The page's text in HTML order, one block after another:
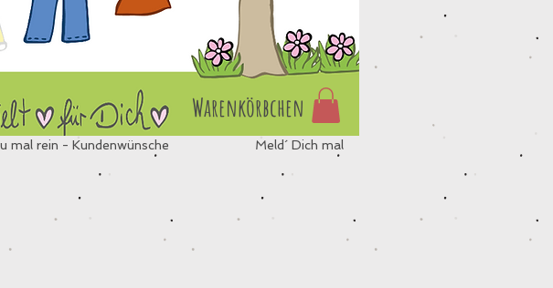
Warenkörbchen
mal rein - Kundenwünsche Meld´ Dich mal